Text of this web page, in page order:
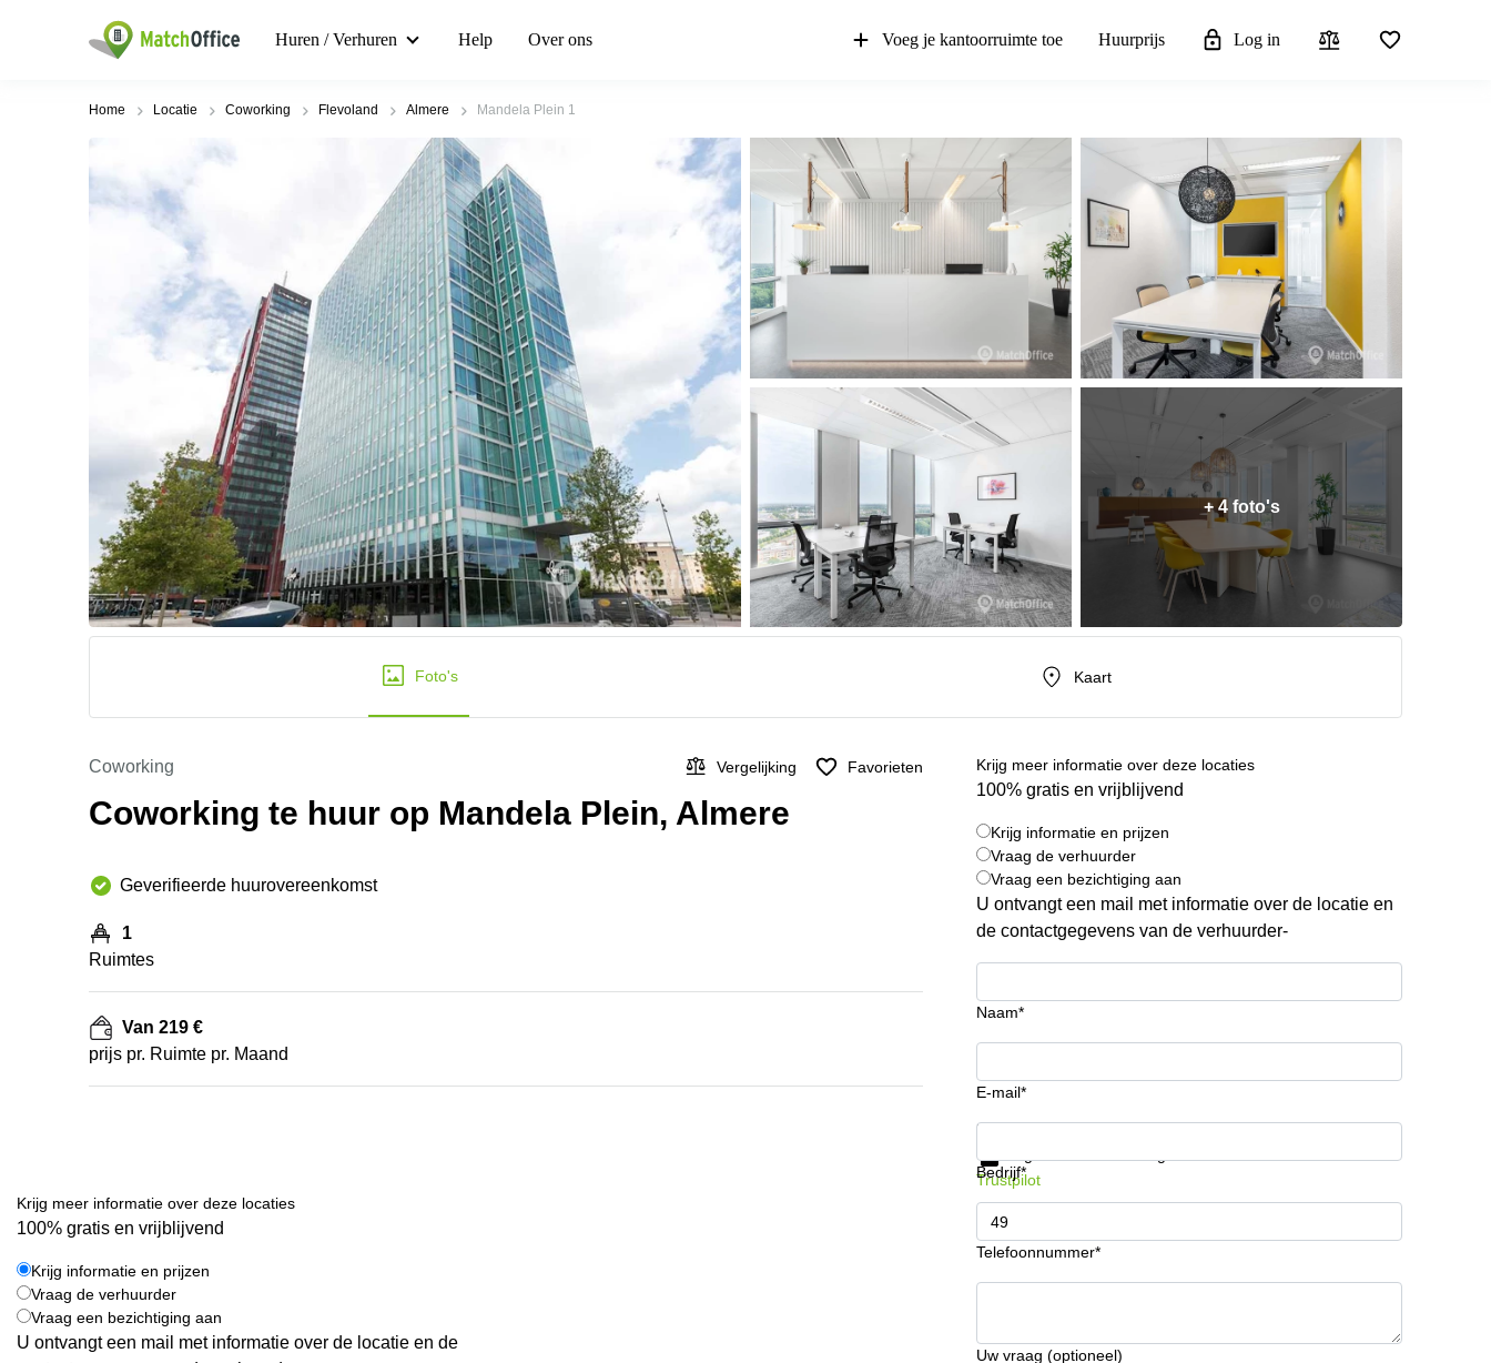
Huren / Verhuren Help Over ons Voeg je kantoorruimte toe Huurprijs Log in
Home Locatie Coworking Flevoland Almere Mandela Plein 1
+ 4 foto's
Foto's Kaart
Coworking Vergelijking Favorieten
Coworking te huur op Mandela Plein, Almere
Geverifieerde huurovereenkomst
1
Ruimtes
Van 219 €
prijs pr. Ruimte pr. Maand
Krijg meer informatie over deze locaties
100% gratis en vrijblijvend
Krijg informatie en prijzen
Vraag de verhuurder
Vraag een bezichtiging aan
U ontvangt een mail met informatie over de locatie en
de contactgegevens van de verhuurder-
Naam*
E-mail*
Bedrijf*
Telefoonnummer*
Uw vraag (optioneel)
Krijg informatie en prijzen
Trustpilot
Krijg meer informatie over deze locaties
100% gratis en vrijblijvend
Krijg informatie en prijzen
Vraag de verhuurder
Vraag een bezichtiging aan
U ontvangt een mail met informatie over de locatie en de